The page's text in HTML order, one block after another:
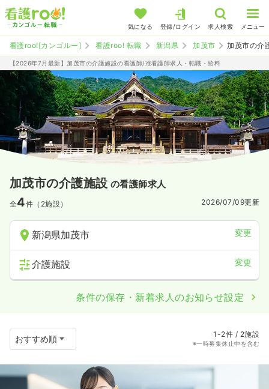
気になる 登録/ログイン 求人検索 メニュー
看護roo![カンゴルー] 看護roo! 転職 新潟県 加茂市 加茂市の介
【2026年7月最新】加茂市の介護施設の看護師/准看護師求人・転職・給料
加茂市の介護施設 の看護師求人
全4件（2施設） 2026/07/09更新
新潟県加茂市 変更
介護施設 変更
条件の保存・新着求人のお知らせ設定
1-2件 / 2施設
※一時募集休止中を含む